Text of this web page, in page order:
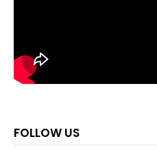
FOLLOW US